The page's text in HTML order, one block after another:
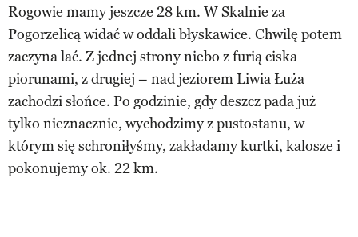
Rogowie mamy jeszcze 28 km. W Skalnie za
Pogorzelicą widać w oddali błyskawice. Chwilę potem
zaczyna lać. Z jednej strony niebo z furią ciska
piorunami, z drugiej – nad jeziorem Liwia Łuża
zachodzi słońce. Po godzinie, gdy deszcz pada już
tylko nieznacznie, wychodzimy z pustostanu, w
którym się schroniłyśmy, zakładamy kurtki, kalosze i
pokonujemy ok. 22 km.